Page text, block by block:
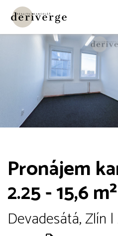
Pronájem
2.25 - 15,6
Devadesátá, Zlín